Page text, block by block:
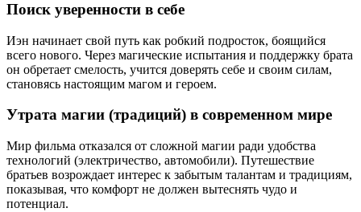
Поиск уверенности в себе
Иэн начинает свой путь как робкий подросток, боящийся
всего нового. Через магические испытания и поддержку брата
он обретает смелость, учится доверять себе и своим силам,
становясь настоящим магом и героем.
Утрата магии (традиций) в современном мире
Мир фильма отказался от сложной магии ради удобства
технологий (электричество, автомобили). Путешествие
братьев возрождает интерес к забытым талантам и традициям,
показывая, что комфорт не должен вытеснять чудо и
потенциал.